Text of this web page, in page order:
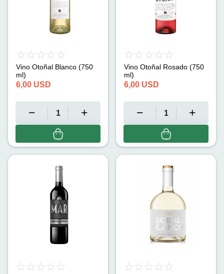
Vino Otoñal Blanco (750
ml)
6,00 USD
Vino Otoñal Rosado (750
ml)
6,00 USD